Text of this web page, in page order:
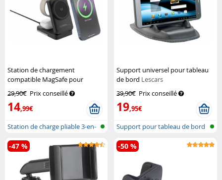
Station de chargement
compatible MagSafe pour
iPhone, Apple Watch et AirPods
Callstel
29,90€ Prix conseillé
14,99€
Station de charge pliable 3-en-
1 po...
Support universel pour tableau
de bord Lescars
39,90€ Prix conseillé
19,95€
Support pour tableau de bord
de voi...
-47 % -50 %